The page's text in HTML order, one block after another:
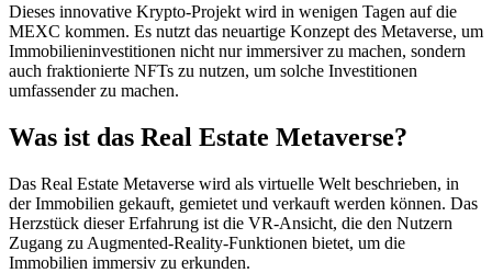
Dieses innovative Krypto-Projekt wird in wenigen Tagen auf die
MEXC kommen. Es nutzt das neuartige Konzept des Metaverse, um
Immobilieninvestitionen nicht nur immersiver zu machen, sondern
auch fraktionierte NFTs zu nutzen, um solche Investitionen
umfassender zu machen.
Was ist das Real Estate Metaverse?
Das Real Estate Metaverse wird als virtuelle Welt beschrieben, in
der Immobilien gekauft, gemietet und verkauft werden können. Das
Herzstück dieser Erfahrung ist die VR-Ansicht, die den Nutzern
Zugang zu Augmented-Reality-Funktionen bietet, um die
Immobilien immersiv zu erkunden.